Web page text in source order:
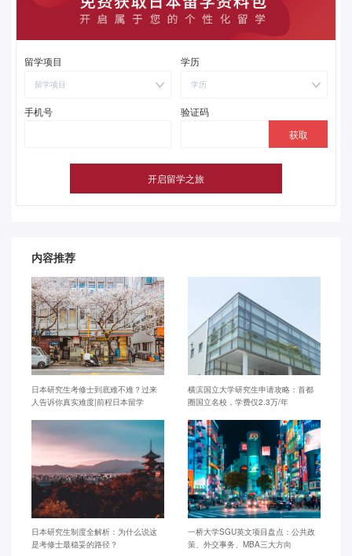
留学项目
留学项目
学历
学历
手机号 验证码
内容推荐
日本研究生考修士到底难不难？过来
人告诉你真实难度|前程日本留学
横滨国立大学研究生申请攻略：首都
圈国立名校，学费仅2.3万/年
日本研究生制度全解析：为什么说这
是考修士最稳妥的路径？
一桥大学SGU英文项目盘点：公共政
策、外交事务、MBA三大方向